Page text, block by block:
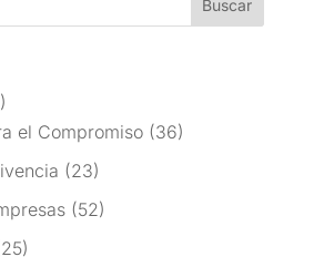
el Compromiso(36)
(23)
(52)